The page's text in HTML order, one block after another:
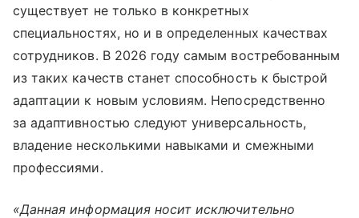
существует не только в конкретных
специальностях, но и в определенных качествах
сотрудников. В 2026 году самым востребованным
из таких качеств станет способность к быстрой
адаптации к новым условиям. Непосредственно
за адаптивностью следуют универсальность,
владение несколькими навыками и смежными
профессиями.
«Данная информация носит исключительно